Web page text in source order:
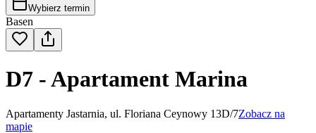
Wybierz termin
Basen
D7 - Apartament Marina
Apartamenty Jastarnia, ul. Floriana Ceynowy 13D/7Zobacz na
mapie